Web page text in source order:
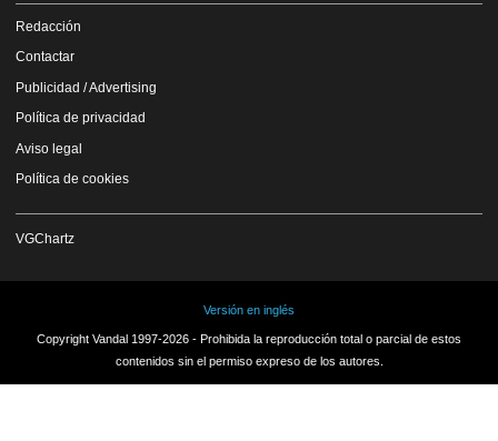
Redacción
Contactar
Publicidad / Advertising
Política de privacidad
Aviso legal
Política de cookies
VGChartz
Versión en inglés
Copyright Vandal 1997-2026 - Prohibida la reproducción total o parcial de estos
contenidos sin el permiso expreso de los autores.